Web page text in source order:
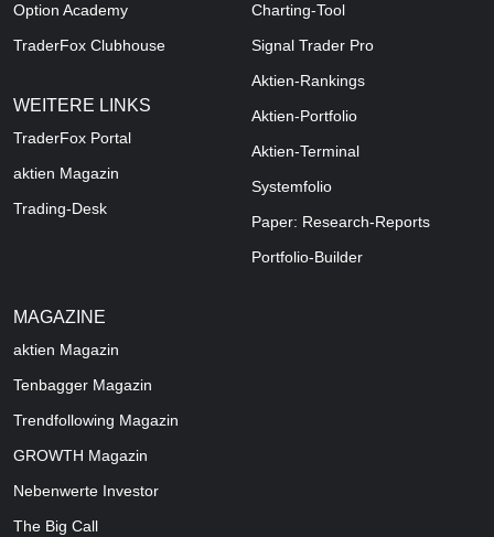
Option Academy
TraderFox Clubhouse
WEITERE LINKS
TraderFox Portal
aktien Magazin
Trading-Desk
Charting-Tool
Signal Trader Pro
Aktien-Rankings
Aktien-Portfolio
Aktien-Terminal
Systemfolio
Paper: Research-Reports
Portfolio-Builder
MAGAZINE
aktien Magazin
Tenbagger Magazin
Trendfollowing Magazin
GROWTH Magazin
Nebenwerte Investor
The Big Call